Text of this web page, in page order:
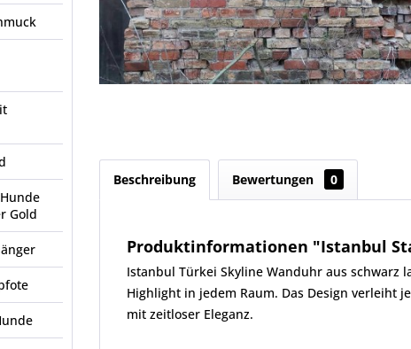
Gold
Beschreibung Bewertungen 0
Produktinformationen "Istanbul
Istanbul Türkei Skyline Wanduhr aus schwarz
Highlight in jedem Raum. Das Design verleiht
mit zeitloser Eleganz.